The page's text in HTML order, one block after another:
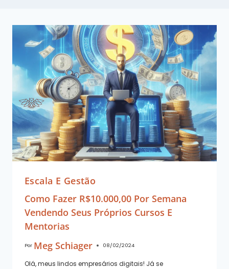
Escala E Gestão
Como Fazer R$10.000,00 Por Semana
Vendendo Seus Próprios Cursos E
Mentorias
Por Meg Schiager 08/02/2024
Olá, meus lindos empresários digitais! Já se